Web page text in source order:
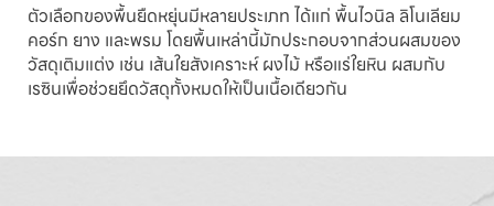
ตัวเลือกของพื้นยืดหยุ่นมีหลายประเภท ได้แก่ พื้นไวนิล ลิโนเลียม
คอร์ก ยาง และพรม โดยพื้นเหล่านี้มักประกอบจากส่วนผสมของ
วัสดุเติมแต่ง เช่น เส้นใยสังเคราะห์ ผงไม้ หรือแร่ใยหิน ผสมกับ
เรซินเพื่อช่วยยึดวัสดุทั้งหมดให้เป็นเนื้อเดียวกัน